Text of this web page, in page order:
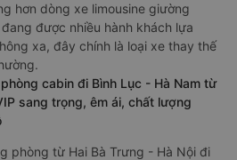
hơn dòng xe limousine giường
được nhiều hành khách lựa
xa, đây chính là loại xe thay thế
cabin đi Bình Lục - Hà Nam từ
sang trọng, êm ái, chất lượng
phòng từ Hai Bà Trưng - Hà Nội đi